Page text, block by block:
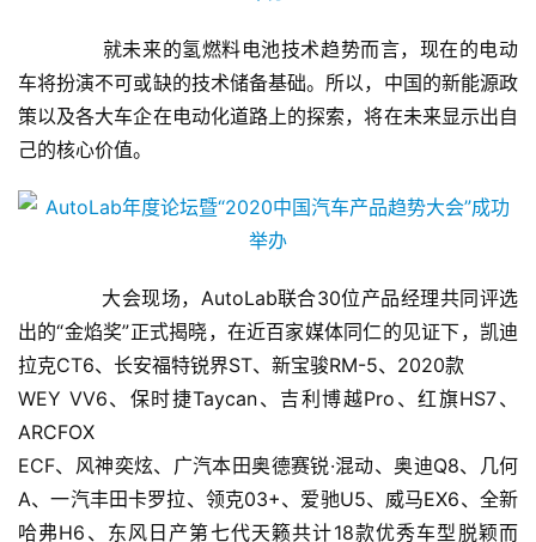
就未来的氢燃料电池技术趋势而言，现在的电动
车将扮演不可或缺的技术储备基础。所以，中国的新能源政
策以及各大车企在电动化道路上的探索，将在未来显示出自
己的核心价值。
大会现场，AutoLab联合30位产品经理共同评选
出的“金焰奖”正式揭晓，在近百家媒体同仁的见证下，凯迪
拉克CT6、长安福特锐界ST、新宝骏RM-5、2020款
WEY VV6、保时捷Taycan、吉利博越Pro、红旗HS7、
ARCFOX
ECF、风神奕炫、广汽本田奥德赛锐·混动、奥迪Q8、几何
A、一汽丰田卡罗拉、领克03+、爱驰U5、威马EX6、全新
哈弗H6、东风日产第七代天籁共计18款优秀车型脱颖而